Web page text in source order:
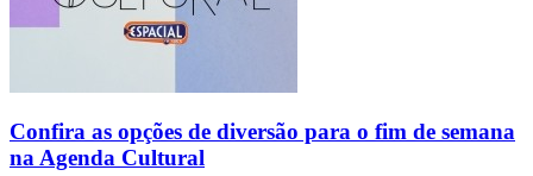
Confira as opções de diversão para o fim de semana
na Agenda Cultural